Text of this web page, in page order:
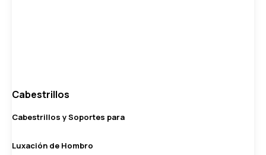
Cabestrillos
Cabestrillos y Soportes para
Luxación de Hombro